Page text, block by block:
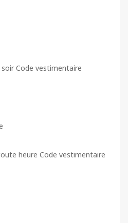
Code vestimentaire
heure Code vestimentaire